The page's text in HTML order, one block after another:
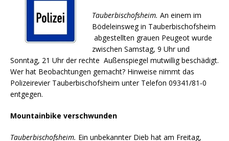
Tauberbischofsheim. An einem im
Bödeleinsweg in Tauberbischofsheim
abgestellten grauen Peugeot wurde
zwischen Samstag, 9 Uhr und
Sonntag, 21 Uhr der rechte Außenspiegel mutwillig beschädigt.
Wer hat Beobachtungen gemacht? Hinweise nimmt das
Polizeirevier Tauberbischofsheim unter Telefon 09341/81-0
entgegen.
Mountainbike verschwunden
Tauberbischofsheim. Ein unbekannter Dieb hat am Freitag,